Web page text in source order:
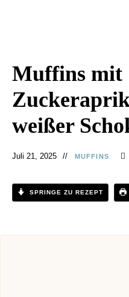
Muffins mit
weißer
Juli 21, 2025 MUFFINS
SPRINGE ZU REZEPT